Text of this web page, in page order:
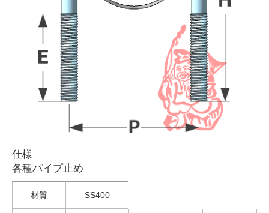
仕様
各種パイプ止め
材質 SS400